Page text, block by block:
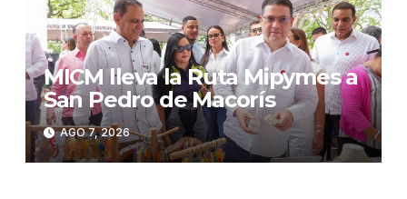
MICM lleva la Ruta Mipymes a
San Pedro de Macorís
AGO 7, 2026